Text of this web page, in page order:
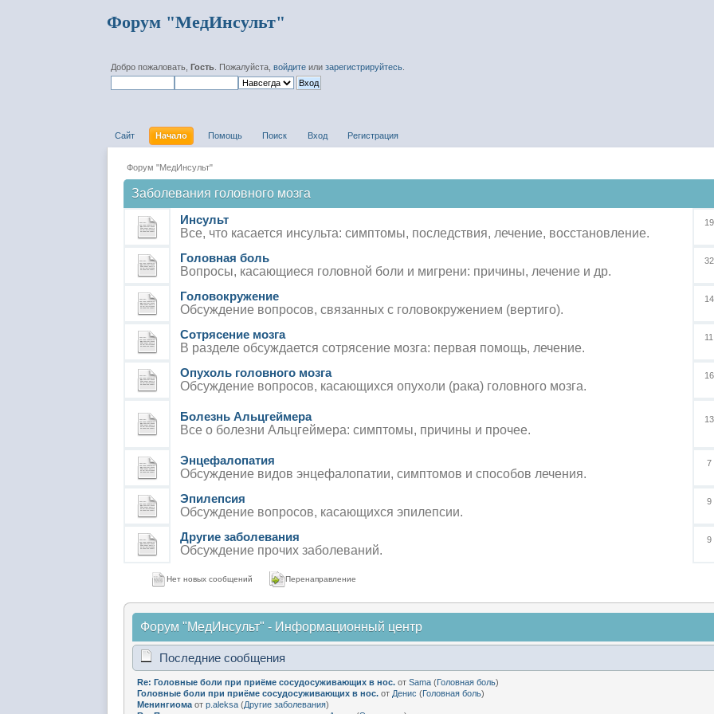
Форум "МедИнсульт"
Добро пожаловать,Гость . Пожалуйста,войдите илизарегистрируйтесь
Сайт Начало Помощь Поиск Вход Регистрация
Форум "МедИнсульт"
Заболевания головного мозга
Инсульт
Все, что касается инсульта: симптомы, последствия, лечение, восстановление.
Головная боль
Вопросы, касающиеся головной боли и мигрени: причины, лечение и др.
Головокружение
Обсуждение вопросов, связанных с головокружением (вертиго).
Сотрясение мозга
В разделе обсуждается сотрясение мозга: первая помощь, лечение.
Опухоль головного мозга
Обсуждение вопросов, касающихся опухоли (рака) головного мозга.
Болезнь Альцгеймера
Все о болезни Альцгеймера: симптомы, причины и прочее.
Энцефалопатия
Обсуждение видов энцефалопатии, симптомов и способов лечения.
7
Эпилепсия
Обсуждение вопросов, касающихся эпилепсии.
9
Другие заболевания
Обсуждение прочих заболеваний.
9
Нет новых сообщений Перенаправление
Форум "МедИнсульт" - Информационный центр
Последние сообщения
Re: Головные боли при приёме сосудосуживающих в нос. отSama (Головная боль)
Головные боли при приёме сосудосуживающих в нос. от Денис (Головная боль)
Менингиома отp.aleksa (Другие заболевания)